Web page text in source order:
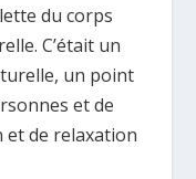
du corps
C’était un
un point
et de
et de relaxation